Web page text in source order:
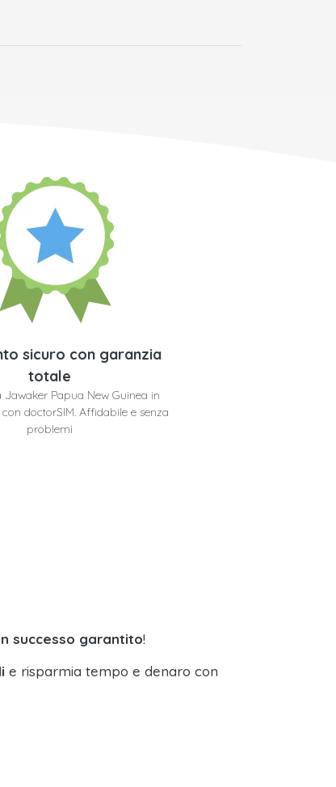
sicuro con garanzia
totale
Jawaker Papua New Guinea in
doctorSIM. Affidabile e senza
problemi
successo garantito!
e risparmia tempo e denaro con